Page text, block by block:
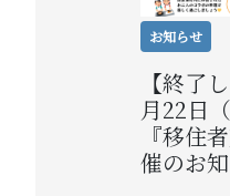
お知らせ
【終了
月22日
『移住
催のお